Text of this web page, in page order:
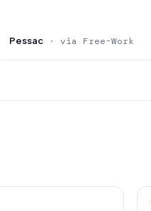
Pessac · via Free-Work